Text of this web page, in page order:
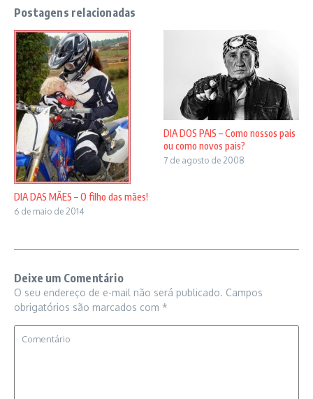
Postagens relacionadas
DIA DAS MÃES – O filho das mães!
6 de maio de 2014
DIA DOS PAIS – Como nossos pais
ou como novos pais?
7 de agosto de 2008
Deixe um Comentário
O seu endereço de e-mail não será publicado. Campos
obrigatórios são marcados com *